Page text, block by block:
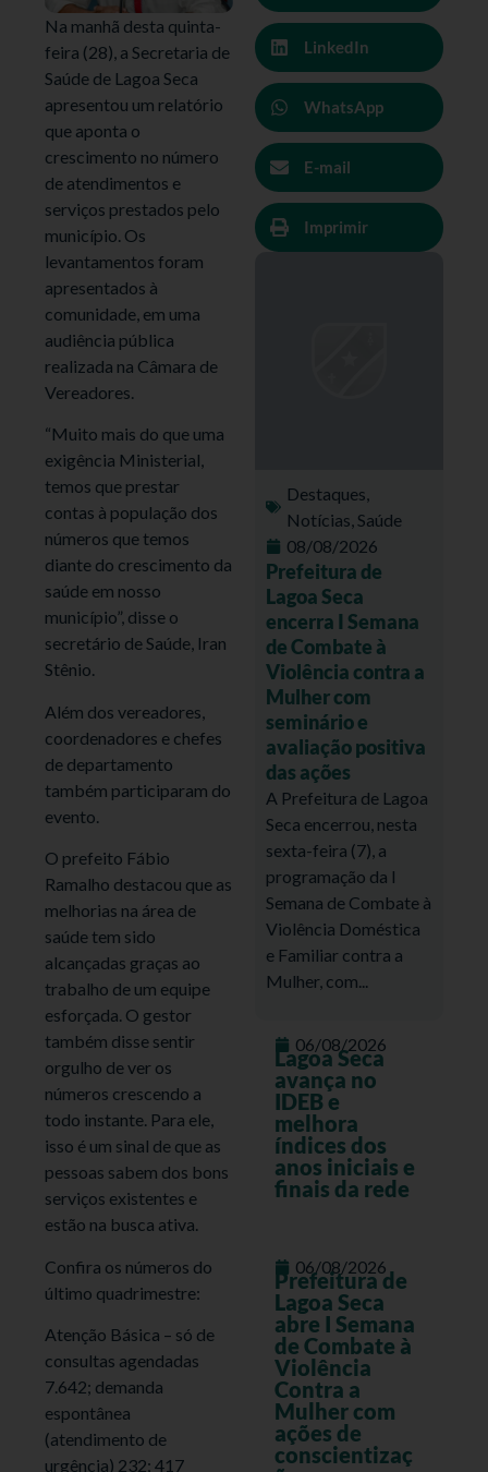
Na manhã desta quinta-
feira (28), a Secretaria de
Saúde de Lagoa Seca
apresentou um relatório
que aponta o
crescimento no número
de atendimentos e
serviços prestados pelo
município. Os
levantamentos foram
apresentados à
comunidade, em uma
audiência pública
realizada na Câmara de
Vereadores.
“Muito mais do que uma
exigência Ministerial,
temos que prestar
contas à população dos
números que temos
diante do crescimento da
saúde em nosso
município”, disse o
secretário de Saúde, Iran
Stênio.
Além dos vereadores,
coordenadores e chefes
de departamento
também participaram do
evento.
O prefeito Fábio
Ramalho destacou que as
melhorias na área de
saúde tem sido
alcançadas graças ao
trabalho de um equipe
esforçada. O gestor
também disse sentir
orgulho de ver os
números crescendo a
todo instante. Para ele,
isso é um sinal de que as
pessoas sabem dos bons
serviços existentes e
estão na busca ativa.
Confira os números do
último quadrimestre:
Atenção Básica – só de
consultas agendadas
7.642; demanda
espontânea
(atendimento de
urgência) 232; 417
LinkedIn
WhatsApp
E-mail
Imprimir
Destaques,
Notícias,Saúde
08/08/2026
Prefeitura de
Lagoa Seca
encerra I Semana
de Combate à
Violência contra a
Mulher com
seminário e
avaliação positiva
das ações
A Prefeitura de Lagoa
Seca encerrou, nesta
sexta-feira (7), a
programação da I
Semana de Combate à
Violência Doméstica
e Familiar contra a
Mulher, com...
06/08/2026
Lagoa Seca
avança no
IDEB e
melhora
índices dos
anos iniciais e
finais da rede
06/08/2026
Prefeitura de
Lagoa Seca
abre I Semana
de Combate à
Violência
Contra a
Mulher com
ações de
conscientizaç